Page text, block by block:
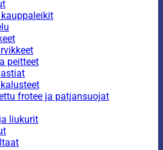
peitteet
frotee ja patjansuojat
liukurit